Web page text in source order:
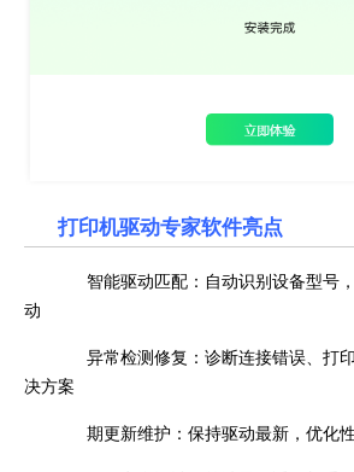
打印机驱动专家软件亮点
智能驱动匹配：自动识别设备型号
动
异常检测修复：诊断连接错误、打
决方案
期更新维护：保持驱动最新，优化